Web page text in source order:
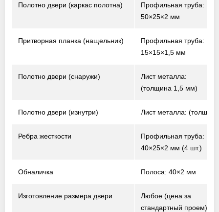
Полотно двери (каркас полотна)
Профильная труба:
50×25×2 мм
Притворная планка (нащельник)
Профильная труба:
15×15×1,5 мм
Полотно двери (снаружи)
Лист металла:
(толщина 1,5 мм)
Полотно двери (изнутри) Лист металла:
Ребра жесткости
Профильная труба:
40×25×2 мм (4 шт.)
Обналичка Полоса: 40×2 мм
Изготовление размера двери
Любое (цена за
стандартный проем)